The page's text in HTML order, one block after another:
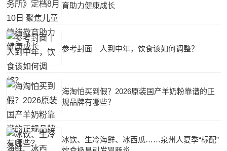
育助力健康成长
参考封面｜人到中年，饮食该如何调整？
海淘怕买到假？2026原装国产羊奶粉靠谱的正
规品牌有哪些？
冰饮、生冷海鲜、冰西瓜……泉州人夏季“标配”